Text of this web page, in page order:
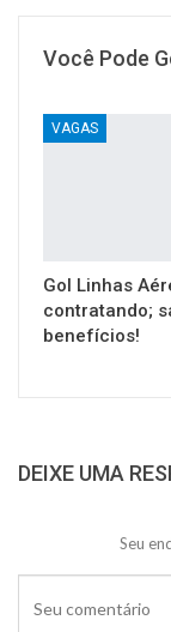
Você Pode
VAGAS
Gol Linhas
contratando;
benefícios!
DEIXE UMA
Seu